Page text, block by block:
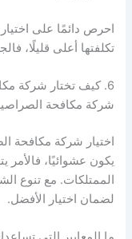
احرص دائمًا على
تكلفتها أعلى قليلًا،
6. كيف تختار شركة
شركة مكافحة
اختيار شركة مكافحة
يكون عشوائيًا، فالأمر
الممتلكات. مع تنوع
لضمان اختيار الأفضل.